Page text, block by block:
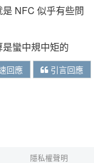
NFC 似乎有些問
蠻中規中矩的
回應 引言回應
隱私權聲明